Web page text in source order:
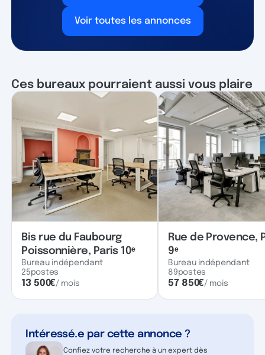
Voir toutes les annonces
Ces bureaux pourraient aussi vous plaire
Bis rue du Faubourg
Poissonnière, Paris 10ᵉ
Bureau indépendant
25postes
13 500€/ mois
Rue de Provence,
9ᵉ
Bureau indépendant
89postes
57 850€/ mois
Intéressé.e par cette annonce ?
Confiez votre recherche à un expert dès